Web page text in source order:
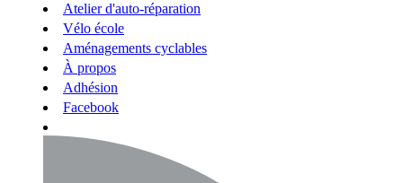
Atelier d'auto-réparation
Vélo école
Aménagements cyclables
À propos
Adhésion
Facebook